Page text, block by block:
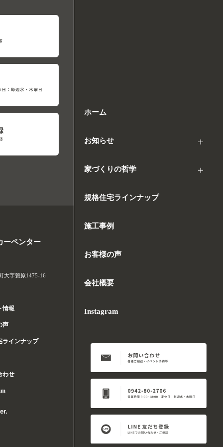
ホーム
お知らせ
家づくりの哲学
規格住宅ラインナップ
施工事例
お客様の声
会社概要
Instagram
ーペンター
大字簑原1475-16
情報
声
ラインナップ
わせ